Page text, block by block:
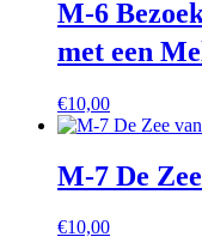
M-6
met een
€10,00
M-7 De
€10,00